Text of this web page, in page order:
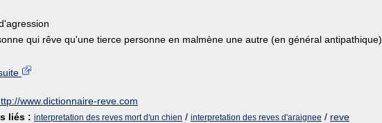
qui rêve qu'une tierce personne en malmène une autre (en général antipathique)
www.dictionnaire-reve.com
liés : interpretation des reves mort d'un chien / interpretation des reves d'araignee / reve